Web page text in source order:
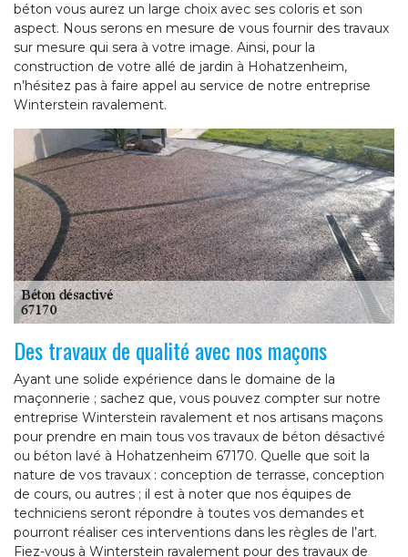
béton vous aurez un large choix avec ses coloris et son
aspect. Nous serons en mesure de vous fournir des travaux
sur mesure qui sera à votre image. Ainsi, pour la
construction de votre allé de jardin à Hohatzenheim,
n’hésitez pas à faire appel au service de notre entreprise
Winterstein ravalement.
Des travaux de qualité avec nos maçons
Ayant une solide expérience dans le domaine de la
maçonnerie ; sachez que, vous pouvez compter sur notre
entreprise Winterstein ravalement et nos artisans maçons
pour prendre en main tous vos travaux de béton désactivé
ou béton lavé à Hohatzenheim 67170. Quelle que soit la
nature de vos travaux : conception de terrasse, conception
de cours, ou autres ; il est à noter que nos équipes de
techniciens seront répondre à toutes vos demandes et
pourront réaliser ces interventions dans les règles de l’art.
Fiez-vous à Winterstein ravalement pour des travaux de